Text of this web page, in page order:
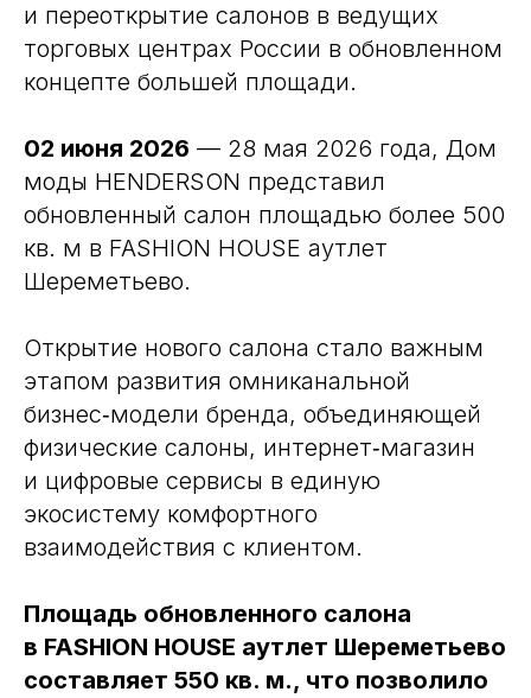
и переоткрытие салонов в ведущих
торговых центрах России в обновленном
концепте большей площади.
02 июня 2026 — 28 мая 2026 года, Дом
моды HENDERSON представил
обновленный салон площадью более 500
кв. м в FASHION HOUSE аутлет
Шереметьево.
Открытие нового салона стало важным
этапом развития омниканальной
бизнес‑модели бренда, объединяющей
физические салоны, интернет‑магазин
и цифровые сервисы в единую
экосистему комфортного
взаимодействия с клиентом.
Площадь обновленного салона
в FASHION HOUSE аутлет Шереметьево
составляет 550 кв. м., что позволило